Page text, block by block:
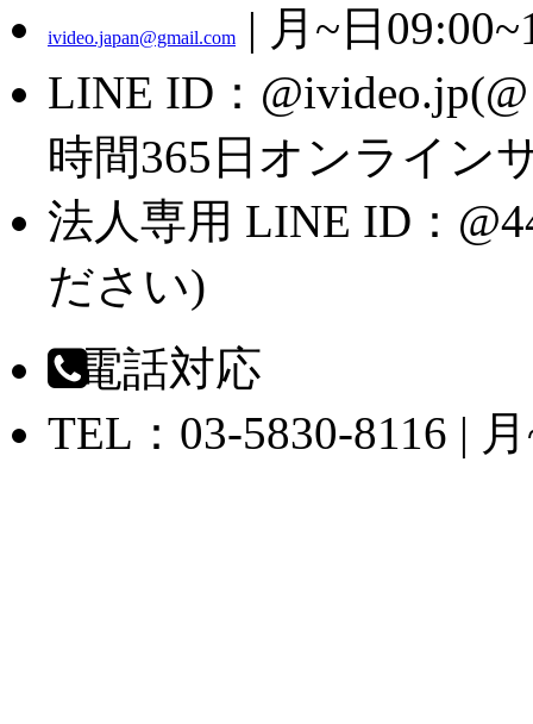
ivideo.japan@gmail.com
| 月~日
LINE ID：
時間365日オンライン
法人専用 LINE ID：
ださい)
電話対応
TEL：03-5830-8116 |